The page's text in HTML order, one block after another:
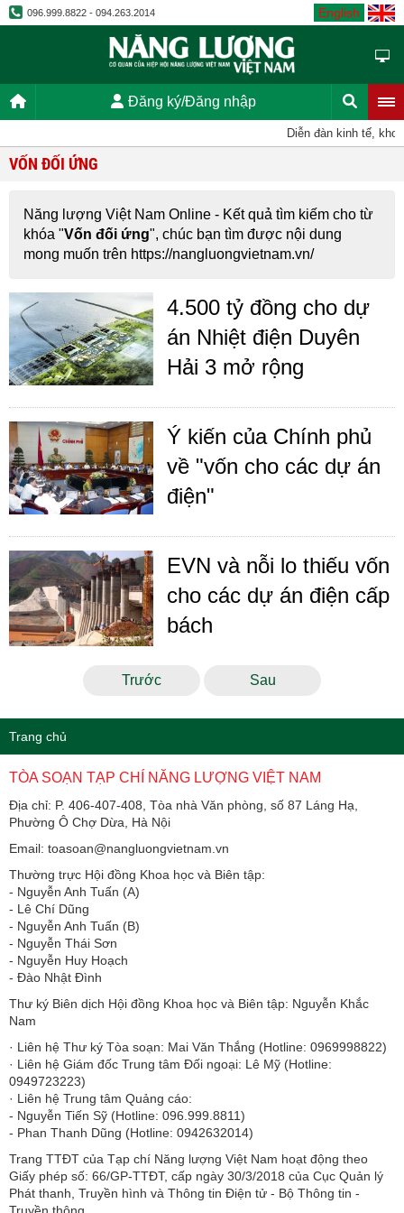
096.999.8822 - 094.263.2014 English
Đăng ký/Đăng nhập
Diễn đàn kinh tế,
VỐN ĐỐI ỨNG
Năng lượng Việt Nam Online - Kết quả tìm kiếm cho từ
khóa "Vốn đối ứng", chúc bạn tìm được nội dung
mong muốn trên https://nangluongvietnam.vn/
4.500 tỷ đồng cho dự
án Nhiệt điện Duyên
Hải 3 mở rộng
Ý kiến của Chính phủ
về "vốn cho các dự án
điện"
EVN và nỗi lo thiếu vốn
cho các dự án điện cấp
bách
Trước Sau
Trang chủ
TÒA SOẠN TẠP CHÍ NĂNG LƯỢNG VIỆT NAM
Địa chỉ: P. 406-407-408, Tòa nhà Văn phòng, số 87 Láng Hạ,
Phường Ô Chợ Dừa, Hà Nội
Email: toasoan@nangluongvietnam.vn
Thường trực Hội đồng Khoa học và Biên tập:
​​​​​​- Nguyễn Anh Tuấn (A)
- Lê Chí Dũng
- Nguyễn Anh Tuấn (B)
- Nguyễn Thái Sơn
- Nguyễn Huy Hoạch
- Đào Nhật Đình
Thư ký Biên dịch Hội đồng Khoa học và Biên tập: Nguyễn Khắc
Nam
· Liên hệ Thư ký Tòa soạn: Mai Văn Thắng (Hotline: 0969998822)
· Liên hệ Giám đốc Trung tâm Đối ngoại: Lê Mỹ (Hotline:
0949723223)
· Liên hệ Trung tâm Quảng cáo:
- Nguyễn Tiến Sỹ (Hotline: 096.999.8811)
- Phan Thanh Dũng (Hotline: 0942632014)
Trang TTĐT của Tạp chí Năng lượng Việt Nam hoạt động theo
Giấy phép số: 66/GP-TTĐT, cấp ngày 30/3/2018 của Cục Quản lý
Phát thanh, Truyền hình và Thông tin Điện tử - Bộ Thông tin -